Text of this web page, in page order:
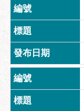
性
騷
擾
防
廉
政
園